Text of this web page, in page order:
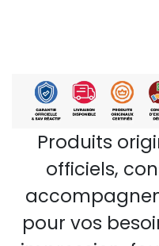
Produits
officiels,
pour vos